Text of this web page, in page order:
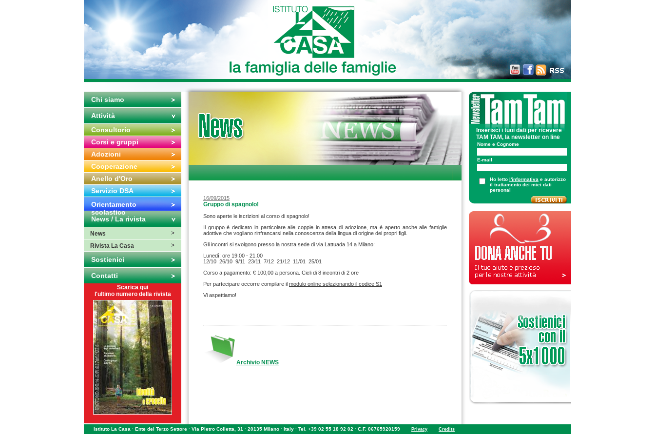
Chi siamo
Attività
Consultorio
Corsi e gruppi
Adozioni
Cooperazione
Anello d'Oro
Servizio DSA
Orientamento
scolastico
News / La rivista
News
Rivista La Casa
Sostienici
Contatti
Scarica qui
l'ultimo numero della rivista
16/09/2015
Gruppo di spagnolo!
Sono aperte le iscrizioni al corso di spagnolo!
Il gruppo è dedicato in particolare alle coppie in attesa di adozione, ma è aperto anche alle famiglie
adottive che vogliano rinfrancarsi nella conoscenza della lingua di origine dei propri figli.
Gli incontri si svolgono presso la nostra sede di via Lattuada 14 a Milano:
Lunedì: ore 19.00 - 21.00
12/10 26/10 9/11 23/11 7/12 21/12 11/01 25/01
Corso a pagamento: € 100,00 a persona. Cicli di 8 incontri di 2 ore
Per partecipare occorre compilare il modulo online selezionando il codice S1
Vi aspettiamo!
Archivio NEWS
Inserisci i tuoi dati per ricevere
TAM TAM, la newsletter on line
Nome e Cognome
E-mail
Ho letto l'informativa e autorizzo
il trattamento dei miei dati
personal
Istituto La Casa · Ente del Terzo Settore · Via Pietro Colletta, 31 · 20135 Milano · Italy · Tel. +39 02 55 18 92 02 · C.F. 06765920159 Privacy Credits